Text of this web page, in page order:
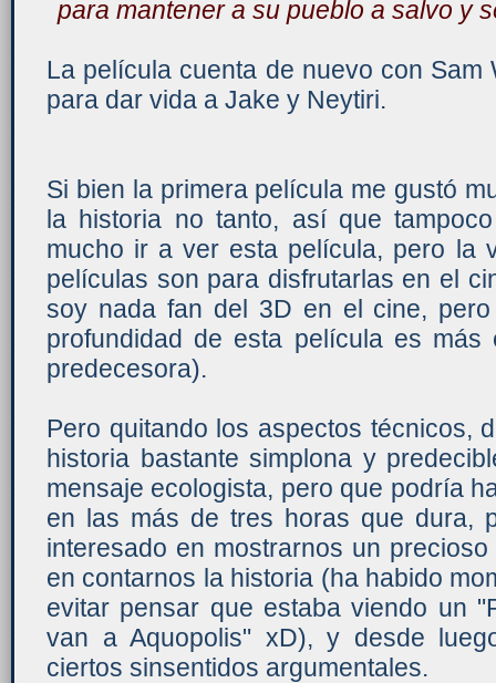
para mantener a su pueblo a salvo y
La película cuenta de nuevo con Sam
para dar vida a Jake y Neytiri.
Si bien la primera película me gustó
la historia no tanto, así que
mucho ir a ver esta película, pero la
películas son para disfrutarlas en el
soy nada fan del 3D en el cine,
profundidad de esta película es
predecesora).
Pero quitando los aspectos técnicos,
historia bastante simplona y
mensaje ecologista, pero que podría
en las más de tres horas que dura,
interesado en mostrarnos un
en contarnos la historia (ha habido
evitar pensar que estaba viendo un
van a Aquopolis" xD), y desde
ciertos sinsentidos argumentales.